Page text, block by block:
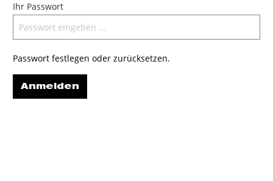
Ihr Passwort
Passwort festlegen oder zurücksetzen.
Anmelden